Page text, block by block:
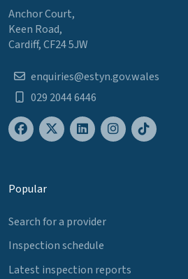
Anchor Court,
Keen Road,
Cardiff, CF24 5JW
enquiries@estyn.gov.wales
029 2044 6446
Popular
Search for a provider
Inspection schedule
Latest inspection reports